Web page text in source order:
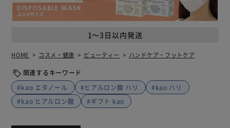
1～3日以内発送
HOME コスメ・健康 ビューティー ハンドケア・フットケア
関連するキーワード
#kao エタノール
#ヒアルロン酸 ハリ
#kao ハリ
#kao ヒアルロン酸
#ギフト kao